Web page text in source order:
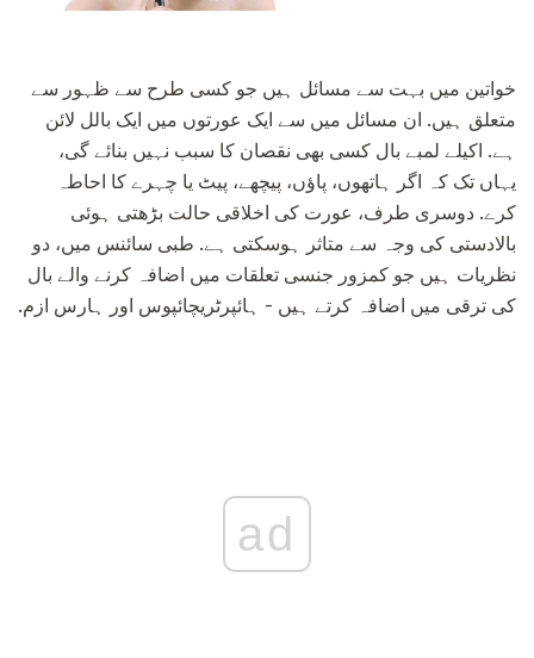
خواتین میں بہت سے مسائل ہیں جو کسی طرح سے ظہور سے
متعلق ہیں. ان مسائل میں سے ایک عورتوں میں ایک بالل لائن
ہے. اکیلے لمبے بال کسی بھی نقصان کا سبب نہیں بنائے گی،
یہاں تک کہ اگر ہاتھوں، پاؤں، پیچھے، پیٹ یا چہرے کا احاطہ
کرے. دوسری طرف، عورت کی اخلاقی حالت بڑھتی ہوئی
بالادستی کی وجہ سے متاثر ہوسکتی ہے. طبی سائنس میں، دو
نظریات ہیں جو کمزور جنسی تعلقات میں اضافہ کرنے والے بال
کی ترقی میں اضافہ کرتے ہیں - ہائپرٹریچائپوس اور ہارس ازم.
ad